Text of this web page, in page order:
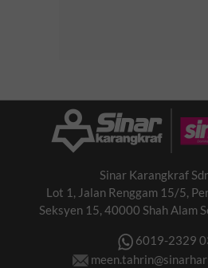
Sinar Karangkraf
Lot 1, Jalan Renggam 15/5,
Seksyen 15, 40000 Shah Alam
6019-2329